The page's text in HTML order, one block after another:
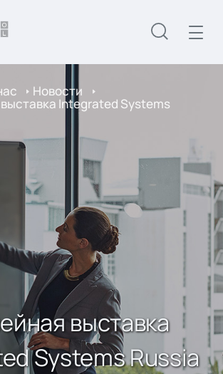
Новости
Integrated Systems
выставка
Systems Russia